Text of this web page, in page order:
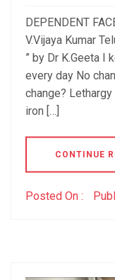
V.Vijaya Kumar
” by Dr K.Geeta I
every day No
change?
iron […]
CONTINUE
Posted On :